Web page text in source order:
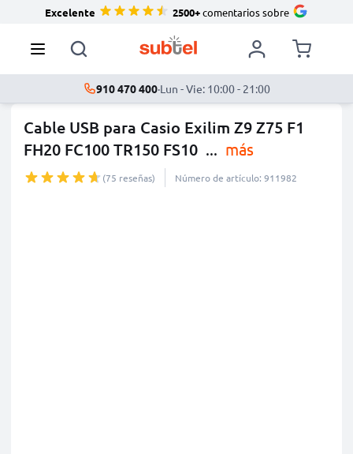
Excelente 2500+comentarios sobre
910 470 400·Lun - Vie: 10:00 - 21:00
Cable USB para Casio Exilim Z9 Z75 F1
FH20 FC100 TR150 FS10 ... más
(75 reseñas) Número de artículo: 911982